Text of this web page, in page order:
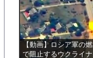
【動画】ロシア軍の
で阻止するウクライナ